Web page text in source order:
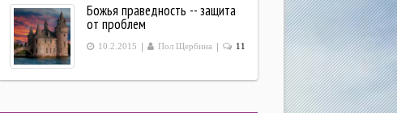
Божья праведность -- защита
от проблем
10.2.2015 | Пол Щербина | 11